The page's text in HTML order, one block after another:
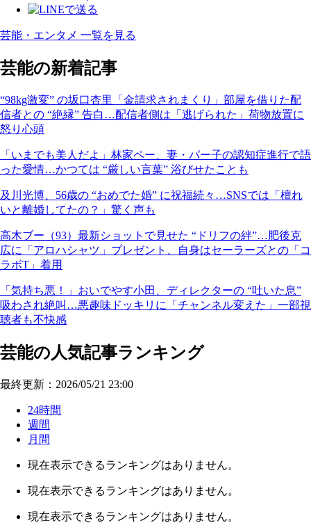
芸能・エンタメ 一覧を見る
芸能の新着記事
“98kg激変” の坂口杏里「金請求されまくり」部屋を借りた配
信者との “絶縁” 告白…配信者側は「逃げられた」荷物放置に
怒り心頭
「いまでも美人だよ」林家ペー、妻・パー子の認知症進行で語
った愛情…かつては “厳しい言葉” 浴びせたことも
及川光博、56歳の “おめでた婚” に祝福続々…SNSでは「檀れ
いと離婚してたの？」驚く声も
高木ブー（93）最新ショットで見せた “ドリフの絆”…肥後克
広に「アロハシャツ」プレゼント、自身はセーラーズとの「コ
ラボT」着用
「気持ち悪！」おいでやす小田、ディレクターの “吐いた息”
吸わされ絶叫…悪趣味ドッキリに「チャンネル変えた」一部視
聴者も不快感
芸能の人気記事ランキング
最終更新：2026/05/21 23:00
24時間
週間
月間
現在表示できるランキングはありません。
現在表示できるランキングはありません。
現在表示できるランキングはありません。